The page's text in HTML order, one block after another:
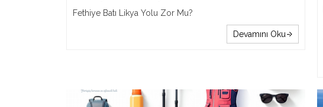
Fethiye Batı Likya Yolu Zor Mu?
Devamını Oku